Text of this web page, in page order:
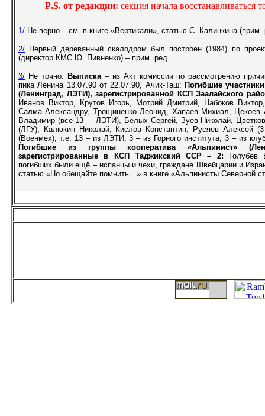
P.S. от редакции: секция начала восстанавливаться
1/ Не верно – см. в книге «Вертикали», статью С. Калинкина (прим.
2/ Первый деревянный скалодром был построен (1984) по
(директор КМС Ю. Пивненко) – прим. ред.
3/ Не точно. Выписка– из Акт комиссии по рассмотрению
пика Ленина 13.07.90 от 22.07.90, Ачик-Таш: Погибшие
(Ленинград, ЛЭТИ), зарегистрированной КСП Заалайского
Иванов Виктор, Крутов Игорь,
Мотрий Дмитрий, Набоков
Салма Александру, Трощиненко Леонид, Хапаев Михиал,
Владимир (все 13 – ЛЭТИ), Белых Сергей, Зуев Николай,
(ЛГУ), Калюкин Николай, Кислов Константин, Русяев Алексей
(Военмех), т.е. 13 – из ЛЭТИ, 3 – из Горного института, 3 – из
Погибшие из группы кооператива «Альпинист»
зарегистрированные в КСП Таджикский ССР – 2:
погибших были ещё – испанцы и чехи, граждане Швейцарии и
статью «Но обещайте помнить…» в книге «Альпинисты Северной